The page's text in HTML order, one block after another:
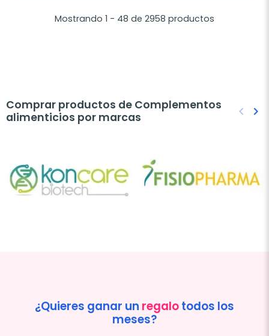
Mostrando 1 - 48 de 2958 productos
Comprar productos de Complementos
alimenticios por marcas
keyboard_arrow_left keyboard_arrow_right
¿Quieres ganar un regalotodos los
meses?